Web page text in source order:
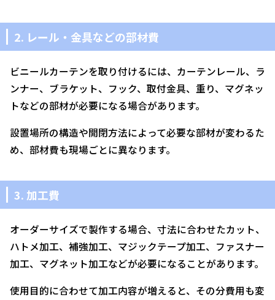
2. レール・金具などの部材費
ビニールカーテンを取り付けるには、カーテンレール、ラ
ンナー、ブラケット、フック、取付金具、重り、マグネッ
トなどの部材が必要になる場合があります。
設置場所の構造や開閉方法によって必要な部材が変わるた
め、部材費も現場ごとに異なります。
3. 加工費
オーダーサイズで製作する場合、寸法に合わせたカット、
ハトメ加工、補強加工、マジックテープ加工、ファスナー
加工、マグネット加工などが必要になることがあります。
使用目的に合わせて加工内容が増えると、その分費用も変